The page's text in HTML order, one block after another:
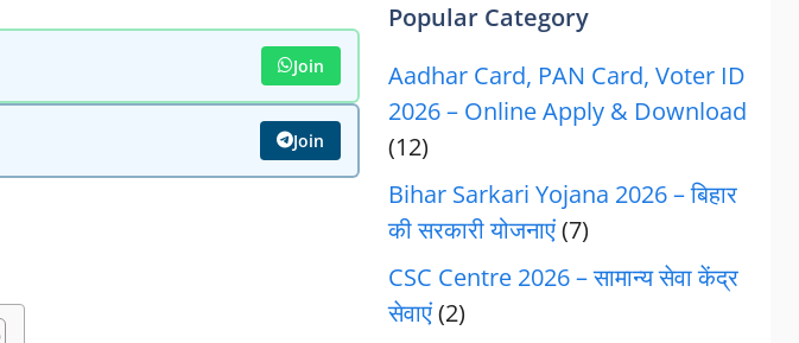
Join
Join
Popular Category
Aadhar Card, PAN Card, Voter ID
2026 – Online Apply & Download
(12)
Bihar Sarkari Yojana 2026 – बिहार
की सरकारी योजनाएं(7)
CSC Centre 2026 – सामान्य सेवा केंद्र
सेवाएं(2)